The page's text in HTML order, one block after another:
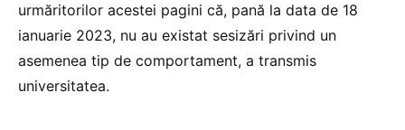
urmăritorilor acestei pagini că, pană la data de 18
ianuarie 2023, nu au existat sesizări privind un
asemenea tip de comportament, a transmis
universitatea.